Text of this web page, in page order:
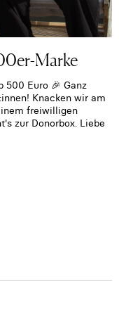
Marke
500 Euro 🎉 Ganz
Knacken wir am
freiwilligen
zur Donorbox. Liebe